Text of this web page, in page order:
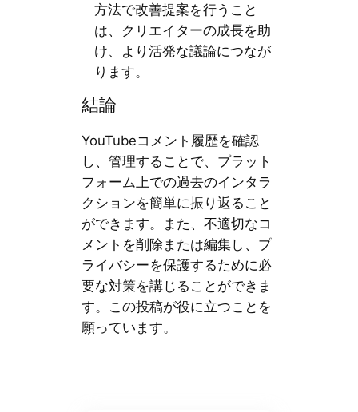
方法で改善提案を行うこと
は、クリエイターの成長を助
け、より活発な議論につなが
ります。
結論
YouTubeコメント履歴を確認
し、管理することで、プラット
フォーム上での過去のインタラ
クションを簡単に振り返ること
ができます。また、不適切なコ
メントを削除または編集し、プ
ライバシーを保護するために必
要な対策を講じることができま
す。この投稿が役に立つことを
願っています。